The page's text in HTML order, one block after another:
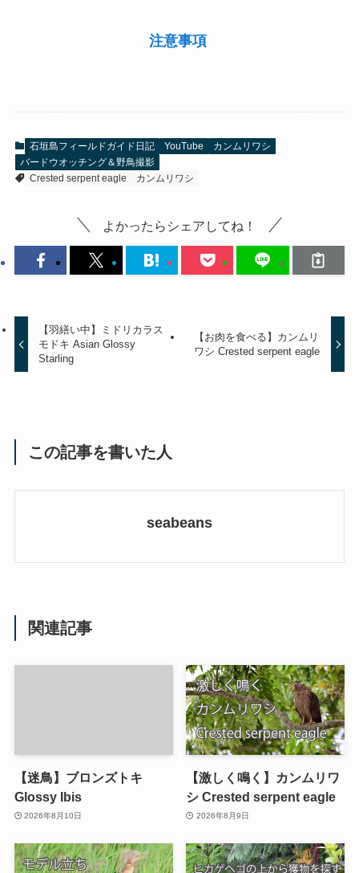
注意事項
石垣島フィールドガイド日記 YouTube
カンムリワシ
バードウオッチング＆野鳥撮影
Crested serpent eagle
カンムリワシ
よかったらシェアしてね！
【羽繕い中】ミドリカラス
モドキ Asian Glossy
Starling
【お肉を食べる】カンムリ
ワシ Crested serpent eagle
この記事を書いた人
seabeans
関連記事
【迷鳥】ブロンズトキ
Glossy Ibis
2026年8月10日
【激しく鳴く】カンムリワ
シ Crested serpent eagle
2026年8月9日